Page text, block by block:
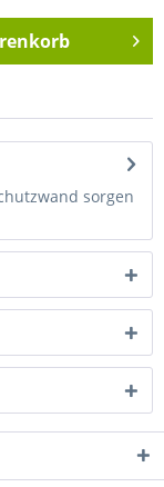
sorgen